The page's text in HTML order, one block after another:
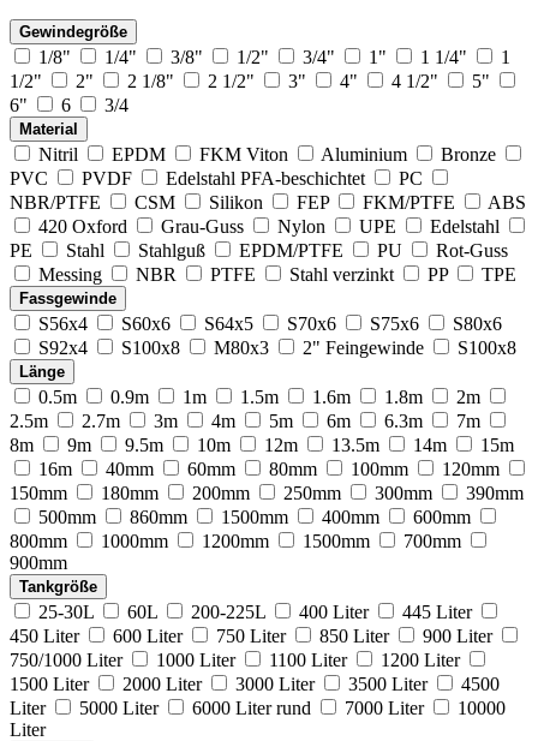
Gewindegröße
1/8" 1/4" 3/8" 1/2" 3/4" 1" 1 1/4"
1
1/2"
2" 2 1/8" 2 1/2" 3" 4" 4 1/2"
5"
6"
6 3/4
Material
Nitril EPDM FKM Viton Aluminium
Bronze
PVC
PVDF Edelstahl PFA-beschichtet
PC
NBR/PTFE
CSM Silikon FEP FKM/PTFE
ABS
420 Oxford
Grau-Guss Nylon UPE
Edelstahl
PE
Stahl Stahlguß EPDM/PTFE PU
Rot-Guss
Messing
NBR PTFE Stahl verzinkt PP TPE
Fassgewinde
S56x4 S60x6 S64x5 S70x6 S75x6
S80x6
S92x4
S100x8 M80x3 2" Feingewinde S100x8
Länge
0.5m 0.9m 1m 1.5m 1.6m 1.8m
2m
2.5m
2.7m 3m 4m 5m 6m 6.3m
7m
8m
9m 9.5m 10m 12m 13.5m 14m
15m
16m
40mm 60mm 80mm 100mm
120mm
150mm
180mm 200mm 250mm 300mm
390mm
500mm
860mm 1500mm 400mm
600mm
800mm
1000mm 1200mm 1500mm
700mm
900mm
Tankgröße
25-30L 60L 200-225L 400 Liter
445 Liter
450 Liter
600 Liter 750 Liter 850 Liter
900 Liter
750/1000 Liter
1000 Liter 1100 Liter
1200 Liter
1500 Liter
2000 Liter 3000 Liter 3500 Liter
4500
Liter
5000 Liter 6000 Liter rund 7000 Liter
10000
Liter